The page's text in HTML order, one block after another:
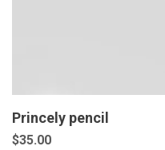
Princely pencil
$35.00